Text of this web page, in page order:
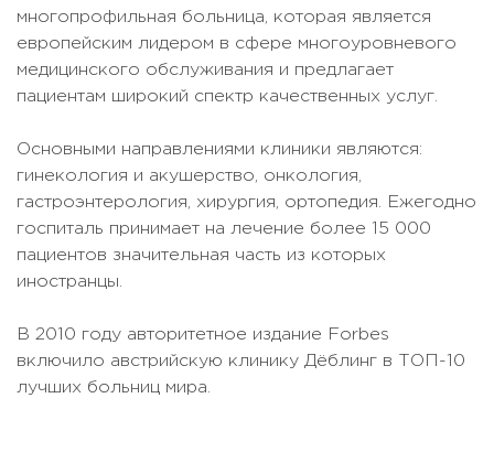
многопрофильная больница, которая является
европейским лидером в сфере многоуровневого
медицинского обслуживания и предлагает
пациентам широкий спектр качественных услуг.
Основными направлениями клиники являются:
гинекология и акушерство, онкология,
гастроэнтерология, хирургия, ортопедия. Ежегодно
госпиталь принимает на лечение более 15 000
пациентов значительная часть из которых
иностранцы.
В 2010 году авторитетное издание Forbes
включило австрийскую клинику Дёблинг в ТОП-10
лучших больниц мира.